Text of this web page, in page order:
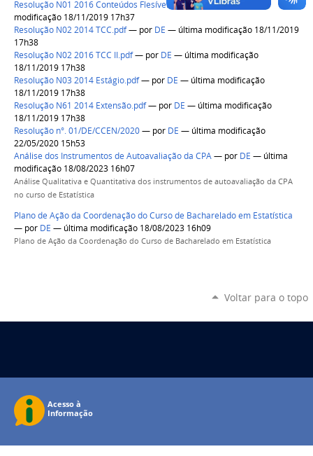
Resolução N01 2016 Conteúdos Flesíveis.pdf —porDE— última
modificação 18/11/2019 17h37
Resolução N02 2014 TCC.pdf— por DE — última modificação 18/11/2019
17h38
Resolução N02 2016 TCC II.pdf— por DE — última modificação
18/11/2019 17h38
Resolução N03 2014 Estágio.pdf— por DE — última modificação
18/11/2019 17h38
Resolução N61 2014 Extensão.pdf— por DE — última modificação
18/11/2019 17h38
Resolução n°. 01/DE/CCEN/2020— por DE — última modificação
22/05/2020 15h53
Análise dos Instrumentos de Autoavaliação da CPA— por DE — última
modificação 18/08/2023 16h07
Análise Qualitativa e Quantitativa dos instrumentos de autoavaliação da CPA
no curso de Estatística
Plano de Ação da Coordenação do Curso de Bacharelado em Estatística
— por DE — última modificação 18/08/2023 16h09
Plano de Ação da Coordenação do Curso de Bacharelado em Estatística
Voltar para o topo